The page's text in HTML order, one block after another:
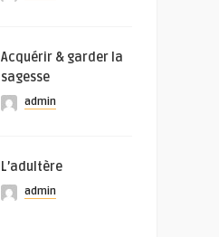
Acquérir & garder la
sagesse
admin
L’adultère
admin